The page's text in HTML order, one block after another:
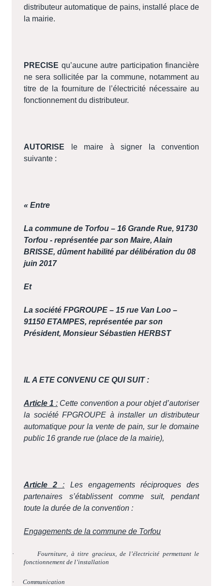
distributeur automatique de pains, installé place de
la mairie.
PRECISE qu’aucune autre participation financière
ne sera sollicitée par la commune, notamment au
titre de la fourniture de l’électricité nécessaire au
fonctionnement du distributeur.
AUTORISE le maire à signer la convention
suivante :
« Entre
La commune de Torfou – 16 Grande Rue, 91730
Torfou - représentée par son Maire, Alain
BRISSE, dûment habilité par délibération du 08
juin 2017
Et
La société FPGROUPE – 15 rue Van Loo –
91150 ETAMPES, représentée par son
Président, Monsieur Sébastien HERBST
IL A ETE CONVENU CE QUI SUIT :
Article 1 : Cette convention a pour objet d’autoriser
la société FPGROUPE à installer un distributeur
automatique pour la vente de pain, sur le domaine
public 16 grande rue (place de la mairie),
Article 2 : Les engagements réciproques des
partenaires s’établissent comme suit, pendant
toute la durée de la convention :
Engagements de la commune de Torfou
·
Fourniture, à titre gracieux, de l’électricité permettant le
fonctionnement de l’installation
· Communication